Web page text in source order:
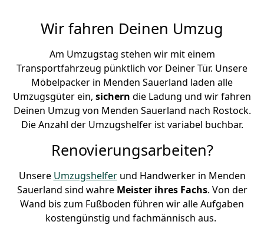
Wir fahren Deinen Umzug
Am Umzugstag stehen wir mit einem
Transportfahrzeug pünktlich vor Deiner Tür. Unsere
Möbelpacker in Menden Sauerland laden alle
Umzugsgüter ein, sichern die Ladung und wir fahren
Deinen Umzug von Menden Sauerland nach Rostock.
Die Anzahl der Umzugshelfer ist variabel buchbar.
Renovierungsarbeiten?
Unsere Umzugshelferund Handwerker in Menden
Sauerland sind wahre Meister ihres Fachs. Von der
Wand bis zum Fußboden führen wir alle Aufgaben
kostengünstig und fachmännisch aus.